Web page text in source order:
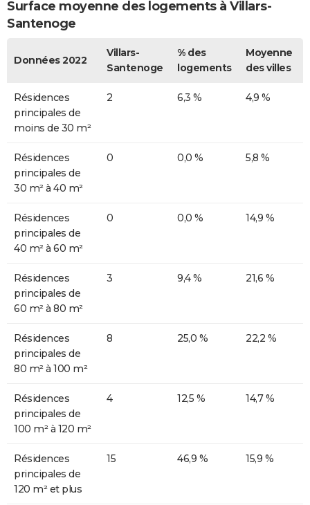
Surface moyenne des logements à Villars-
Santenoge
Données 2022
Villars-
Santenoge
% des
logements
Moyenne
des villes
Résidences
principales de
moins de 30 m²
2 6,3 % 4,9 %
Résidences
principales de
30 m² à 40 m²
0 0,0 % 5,8 %
Résidences
principales de
40 m² à 60 m²
0 0,0 % 14,9 %
Résidences
principales de
60 m² à 80 m²
3 9,4 % 21,6 %
Résidences
principales de
80 m² à 100 m²
8 25,0 % 22,2 %
Résidences
principales de
100 m² à 120 m²
4 12,5 % 14,7 %
Résidences
principales de
120 m² et plus
15 46,9 % 15,9 %